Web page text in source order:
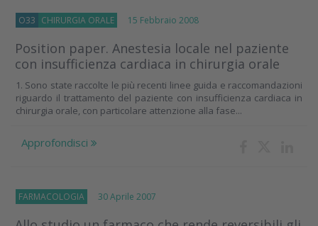
O33 CHIRURGIA ORALE 15 Febbraio 2008
Position paper. Anestesia locale nel paziente
con insufficienza cardiaca in chirurgia orale
1. Sono state raccolte le più recenti linee guida e raccomandazioni
riguardo il trattamento del paziente con insufficienza cardiaca in
chirurgia orale, con particolare attenzione alla fase...
Approfondisci
FARMACOLOGIA 30 Aprile 2007